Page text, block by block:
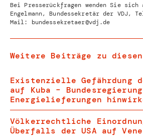
Bei Presserückfragen wenden Sie sich
Engelmann, Bundessekretär der VDJ,
Mail: bundessekretaer@vdj.de
Weitere Beiträge zu diesen
Existenzielle Gefährdung
auf Kuba –
Energielieferungen
Völkerrechtliche
Überfalls der USA auf